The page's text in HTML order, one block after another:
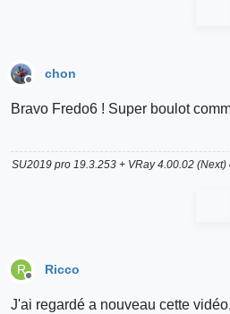
chon
Bravo Fredo6 ! Super boulot
SU2019 pro 19.3.253 + VRay 4.00.02
R Ricco
J'ai regardé a nouveau cette